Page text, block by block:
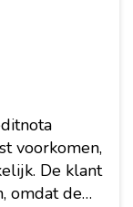
voorkomen,
De klant
omdat de